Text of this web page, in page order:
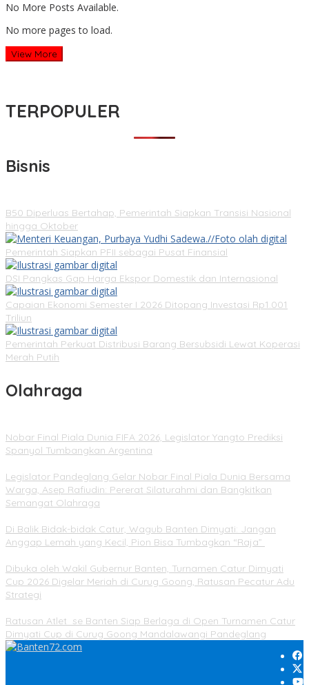
No More Posts Available.
No more pages to load.
View More
TERPOPULER
Bisnis
B50 Diperluas Bertahap, Pemerintah Siapkan Transisi Nasional
hingga Oktober
Pemerintah Siapkan PFII sebagai Pusat Finansial
DSI Pangkas Gap Harga Ekspor Domestik dan Internasional
Capaian Ekonomi Semester I 2026 Ditopang Investasi Rp1.001
Triliun
Pemerintah Perkuat Distribusi Barang Bersubsidi Lewat Koperasi
Merah Putih
Olahraga
Nobar Final Piala Dunia FIFA 2026, Legislator Yangto Prediksi
Spanyol Tumbangkan Argentina
Legislator Pandeglang Gelar Nobar Final Piala Dunia Bersama
Warga, Asep Rafiudin: Pererat Silaturahmi dan Bangkitkan
Semangat Olahraga
Di Balik Bidak-bidak Catur, Wagub Banten Dimyati: Jangan
Anggap Lemah yang Kecil, Pion Bisa Tumbagkan “Raja”
Dibuka oleh Wakil Gubernur Banten, Turnamen Catur Dimyati
Cup 2026 Digelar Meriah di Curug Goong, Ratusan Pecatur Adu
Strategi
Ratusan Atlet se Banten Siap Berlaga di Open Turnamen Catur
Dimyati Cup di Curug Goong Mandalawangi Pandeglang